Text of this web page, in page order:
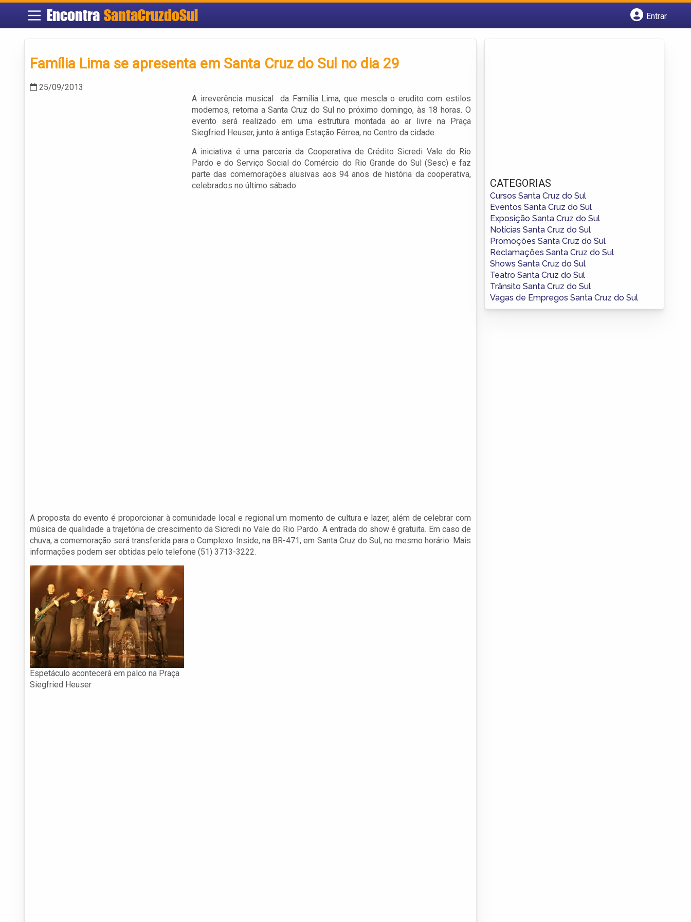
Encontra SantaCruzdoSul
Entrar
Família Lima se apresenta em Santa Cruz do Sul no dia 29
25/09/2013
A irreverência musical da Família Lima, que mescla o erudito com estilos
modernos, retorna a Santa Cruz do Sul no próximo domingo, às 18 horas. O
evento será realizado em uma estrutura montada ao ar livre na Praça
Siegfried Heuser, junto à antiga Estação Férrea, no Centro da cidade.
A iniciativa é uma parceria da Cooperativa de Crédito Sicredi Vale do Rio
Pardo e do Serviço Social do Comércio do Rio Grande do Sul (Sesc) e faz
parte das comemorações alusivas aos 94 anos de história da cooperativa,
celebrados no último sábado.
A proposta do evento é proporcionar à comunidade local e regional um momento de cultura e lazer, além de celebrar com
música de qualidade a trajetória de crescimento da Sicredi no Vale do Rio Pardo. A entrada do show é gratuita. Em caso de
chuva, a comemoração será transferida para o Complexo Inside, na BR-471, em Santa Cruz do Sul, no mesmo horário. Mais
informações podem ser obtidas pelo telefone (51) 3713-3222.
Espetáculo acontecerá em palco na Praça
Siegfried Heuser
CATEGORIAS
Cursos Santa Cruz do Sul
Eventos Santa Cruz do Sul
Exposição Santa Cruz do Sul
Notícias Santa Cruz do Sul
Promoções Santa Cruz do Sul
Reclamações Santa Cruz do Sul
Shows Santa Cruz do Sul
Teatro Santa Cruz do Sul
Trânsito Santa Cruz do Sul
Vagas de Empregos Santa Cruz do Sul